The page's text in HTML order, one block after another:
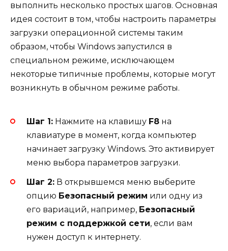
выполнить несколько простых шагов. Основная
идея состоит в том, чтобы настроить параметры
загрузки операционной системы таким
образом, чтобы Windows запустился в
специальном режиме, исключающем
некоторые типичные проблемы, которые могут
возникнуть в обычном режиме работы.
Шаг 1: Нажмите на клавишу F8 на
клавиатуре в момент, когда компьютер
начинает загрузку Windows. Это активирует
меню выбора параметров загрузки.
Шаг 2: В открывшемся меню выберите
опцию Безопасный режим или одну из
его вариаций, например, Безопасный
режим с поддержкой сети, если вам
нужен доступ к интернету.